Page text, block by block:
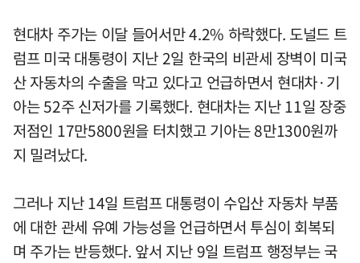
현대차 주가는 이달 들어서만 4.2% 하락했다. 도널드 트
럼프 미국 대통령이 지난 2일 한국의 비관세 장벽이 미국
산 자동차의 수출을 막고 있다고 언급하면서 현대차·기
아는 52주 신저가를 기록했다. 현대차는 지난 11일 장중
저점인 17만5800원을 터치했고 기아는 8만1300원까
지 밀려났다.
그러나 지난 14일 트럼프 대통령이 수입산 자동차 부품
에 대한 관세 유예 가능성을 언급하면서 투심이 회복되
며 주가는 반등했다. 앞서 지난 9일 트럼프 행정부는 국